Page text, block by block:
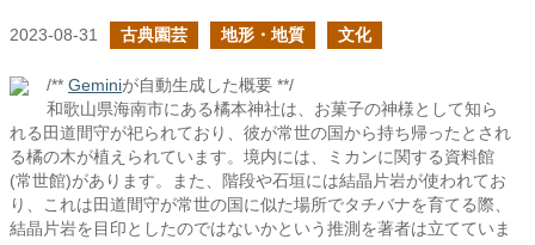
2023-08-31 古典園芸 地形・地質 文化
/** Geminiが自動生成した概要 **/
和歌山県海南市にある橘本神社は、お菓子の神様として知ら
れる田道間守が祀られており、彼が常世の国から持ち帰ったとされ
る橘の木が植えられています。境内には、ミカンに関する資料館
(常世館)があります。また、階段や石垣には結晶片岩が使われてお
り、これは田道間守が常世の国に似た場所でタチバナを育てる際、
結晶片岩を目印としたのではないかという推測を著者は立てていま